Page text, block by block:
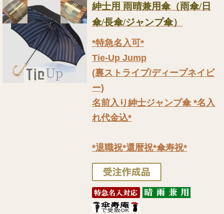
紳士用 雨晴兼用傘（雨傘/日
傘/長傘/ジャンプ傘）
*特急名入可*
Tie-Up Jump
(裏ストライプ/ディープネイビ
ー)
名前入り紳士ジャンプ傘 *名入
れ代金込*
*退職祝*還暦祝*傘寿祝*